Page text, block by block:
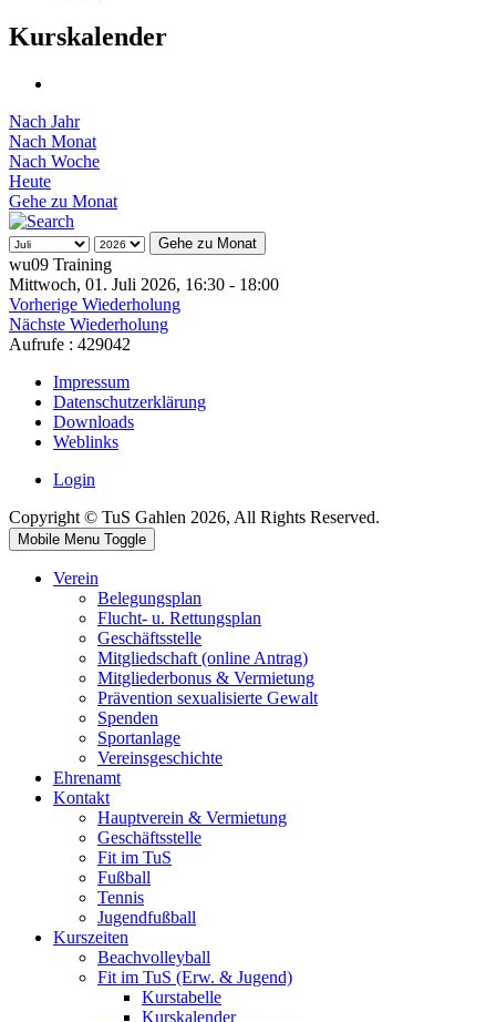
Kurskalender
Nach Jahr
Nach Monat
Nach Woche
Heute
Gehe zu Monat
Gehe zu Monat
wu09 Training
Mittwoch, 01. Juli 2026, 16:30 - 18:00
Vorherige Wiederholung
Nächste Wiederholung
Aufrufe : 429042
Impressum
Datenschutzerklärung
Downloads
Weblinks
Login
Copyright © TuS Gahlen 2026, All Rights Reserved.
Mobile Menu Toggle
Verein
Belegungsplan
Flucht- u. Rettungsplan
Geschäftsstelle
Mitgliedschaft (online Antrag)
Mitgliederbonus & Vermietung
Prävention sexualisierte Gewalt
Spenden
Sportanlage
Vereinsgeschichte
Ehrenamt
Kontakt
Hauptverein & Vermietung
Geschäftsstelle
Fit im TuS
Fußball
Tennis
Jugendfußball
Kurszeiten
Beachvolleyball
Fit im TuS (Erw. & Jugend)
Kurstabelle
Kurskalender